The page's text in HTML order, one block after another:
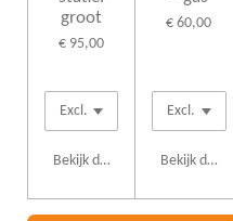
groot
€ 95,00
Bekijk details
€ 60,00
Bekijk details